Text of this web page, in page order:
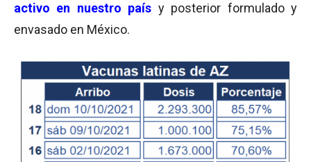
activo en nuestro país y posterior formulado y
envasado en México.